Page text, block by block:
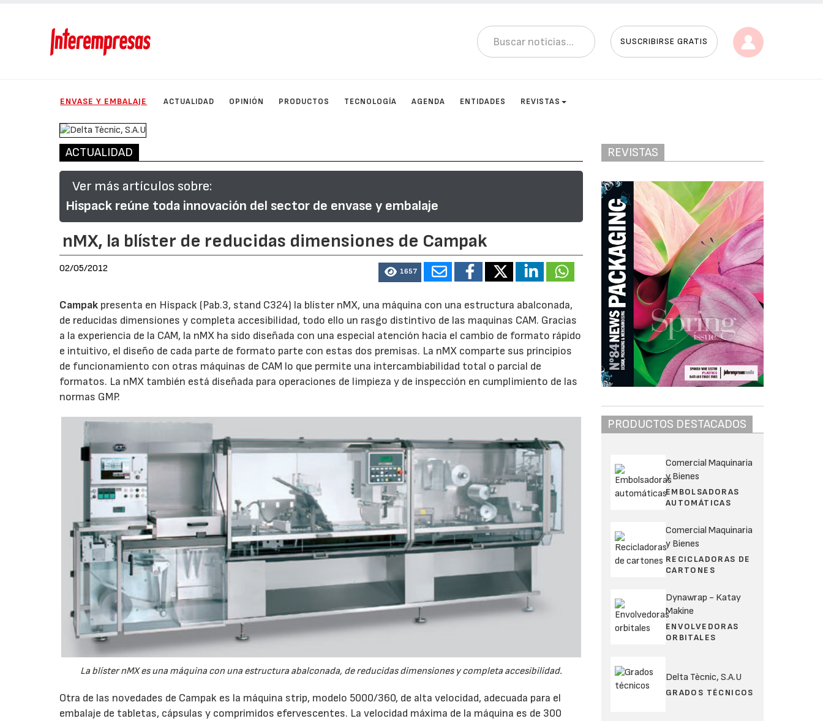
SUSCRIBIRSE GRATIS
ENVASE Y EMBALAJE ACTUALIDAD OPINIÓN PRODUCTOS TECNOLOGÍA AGENDA ENTIDADES REVISTAS
ACTUALIDAD
Ver más artículos sobre:
Hispack reúne toda innovación del sector de envase y embalaje
nMX, la blíster de reducidas dimensiones de Campak
02/05/2012 1657
Campak presenta en Hispack (Pab.3, stand C324) la blíster nMX, una máquina con una estructura abalconada,
de reducidas dimensiones y completa accesibilidad, todo ello un rasgo distintivo de las maquinas CAM. Gracias
a la experiencia de la CAM, la nMX ha sido diseñada con una especial atención hacia el cambio de formato rápido
e intuitivo, el diseño de cada parte de formato parte con estas dos premisas. La nMX comparte sus principios
de funcionamiento con otras máquinas de CAM lo que permite una intercambiabilidad total o parcial de
formatos. La nMX también está diseñada para operaciones de limpieza y de inspección en cumplimiento de las
normas GMP.
La blíster nMX es una máquina con una estructura abalconada, de reducidas dimensiones y completa accesibilidad.
Otra de las novedades de Campak es la máquina strip, modelo 5000/360, de alta velocidad, adecuada para el
embalaje de tabletas, cápsulas y comprimidos efervescentes. La velocidad máxima de la máquina es de 300
REVISTAS
PRODUCTOS DESTACADOS
Comercial Maquinaria
y Bienes
EMBOLSADORAS
AUTOMÁTICAS
Comercial Maquinaria
y Bienes
RECICLADORAS DE
CARTONES
Dynawrap - Katay
Makine
ENVOLVEDORAS
ORBITALES
Delta Tècnic, S.A.U
GRADOS TÉCNICOS